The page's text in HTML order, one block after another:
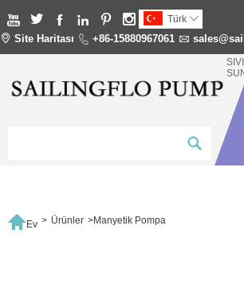
      Türk 
 Site Haritası  +86-15880967061 
Ev > Ürünler >Manyetik Pompa